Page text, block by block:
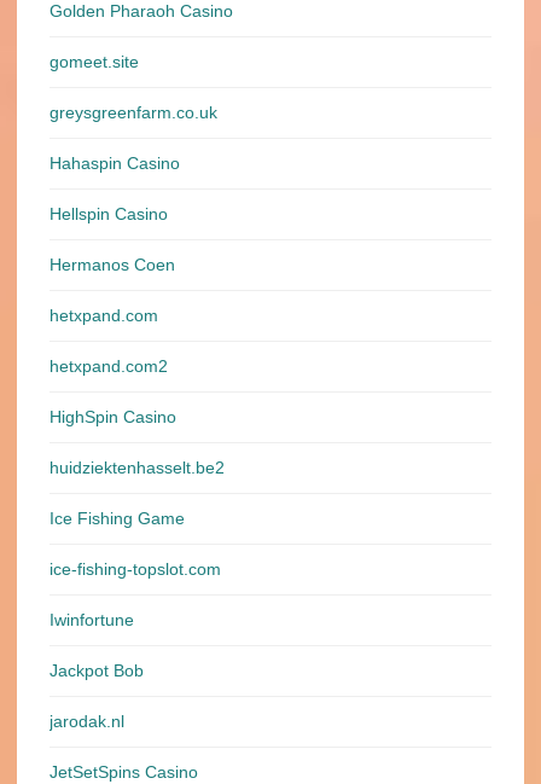
Golden Pharaoh Casino
gomeet.site
greysgreenfarm.co.uk
Hahaspin Casino
Hellspin Casino
Hermanos Coen
hetxpand.com
hetxpand.com2
HighSpin Casino
huidziektenhasselt.be2
Ice Fishing Game
ice-fishing-topslot.com
Iwinfortune
Jackpot Bob
jarodak.nl
JetSetSpins Casino